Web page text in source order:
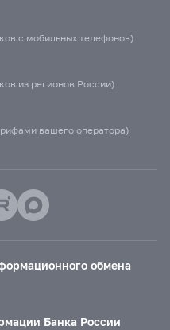
с мобильных телефонов)
из регионов России)
вашего оператора)
обмена
Банка России